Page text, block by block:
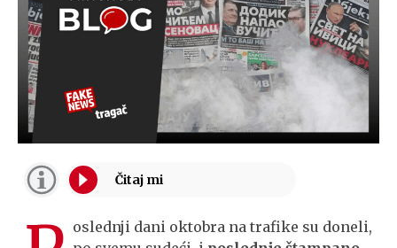
PRIJAVI LAŽNU VEST!
oslednji dani oktobra na trafike su doneli,